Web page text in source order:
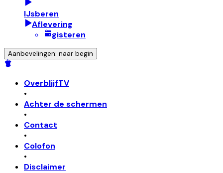
IJsberen
Aflevering
gisteren
Aanbevelingen: naar begin
OverblijfTV
•
Achter de schermen
•
Contact
•
Colofon
•
Disclaimer